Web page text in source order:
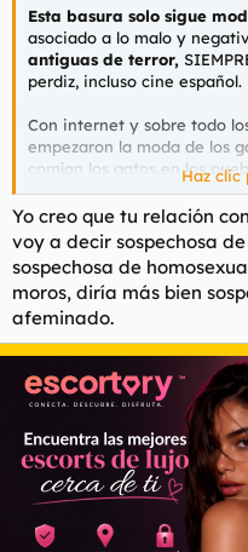
Esta basura solo sigue
asociado a lo malo y
antiguas de terror,
perdiz, incluso cine español.
Con internet y sobre todo
empezaron la moda de los
comían los gatos en los
por liebre (saben muy
Blanki es simplemente una
pasado, pero estaré con
ROJOS.
Haz clic
Yo creo que tu relación
voy a decir sospechosa
sospechosa de
moros, diría más bien
afeminado.